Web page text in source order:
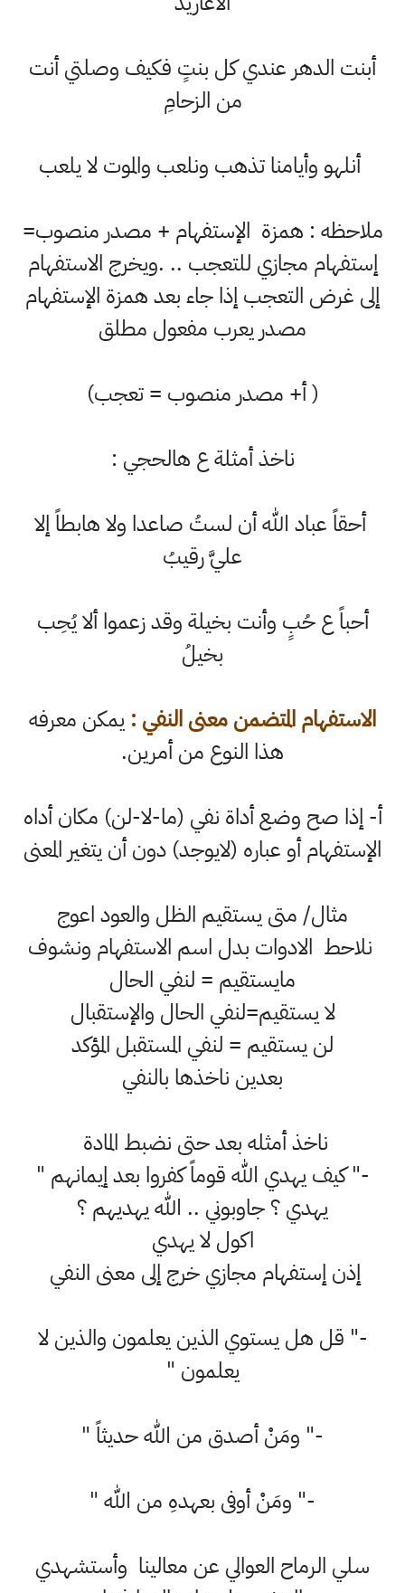
أبنت الدهر عندي كل بنتٍ فكيف وصلتي أنت
من الزحامِ
أنلهو وأيامنا تذهب ونلعب والموت لا يلعب
ملاحظه : همزة الإستفهام + مصدر منصوب=
إستفهام مجازي للتعجب .. .ويخرج الاستفهام
إلى غرض التعجب إذا جاء بعد همزة الإستفهام
مصدر يعرب مفعول مطلق
( أ+ مصدر منصوب = تعجب)
ناخذ أمثلة ع هالحجي :
أحقاً عباد الله أن لستُ صاعدا ولا هابطاً إلا
عليَّ رقيبُ
أحباً ع حُبٍ وأنت بخيلة وقد زعموا ألا يُحِب
بخيلُ
الاستفهام المتضمن معنى النفي : يمكن معرفه
هذا النوع من أمرين.
أ- إذا صح وضع أداة نفي (ما-لا-لن) مكان أداه
الإستفهام أو عباره (لايوجد) دون أن يتغير المعنى
مثال/ متى يستقيم الظل والعود اعوج
نلاحط الادوات بدل اسم الاستفهام ونشوف
مايستقيم = لنفي الحال
لا يستقيم=لنفي الحال والإستقبال
لن يستقيم = لنفي المستقبل المؤكد
بعدين ناخذها بالنفي
ناخذ أمثله بعد حتى نضبط المادة
-" كيف يهدي الله قوماً كفروا بعد إيمانهم "
يهدي ؟ جاوبوني .. الله يهديهم ؟
اكول لا يهدي
إذن إستفهام مجازي خرج إلى معنى النفي
-" قل هل يستوي الذين يعلمون والذين لا
يعلمون "
-" ومَنْ أصدق من الله حديثاً "
-" ومَنْ أوفى بعهدهِ من الله "
سلي الرماح العوالي عن معالينا وأستشهدي